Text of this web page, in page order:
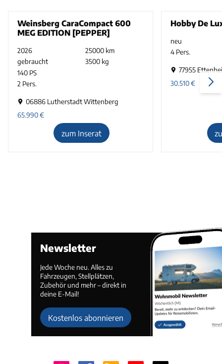
Weinsberg CaraCompact 600
MEG EDITION [PEPPER]
2026
25000 km
gebraucht
3500 kg
140 PS
2 Pers.
06886 Lutherstadt Wittenberg
65.990€
zum Inserat
Hobby De
neu
4 Pers.
77955
30.510€
Newsletter
Jede Woche neu. Alles zu
Fahrzeugen, Stellplätzen,
Zubehör und mehr – direkt in
deine E-Mail!
Kostenlos abonnieren